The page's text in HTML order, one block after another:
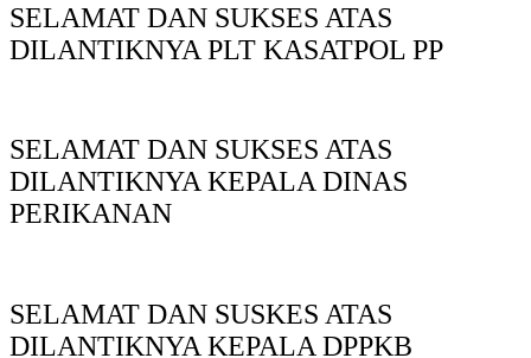
SELAMAT DAN SUKSES ATAS
DILANTIKNYA PLT KASATPOL PP
SELAMAT DAN SUKSES ATAS
DILANTIKNYA KEPALA DINAS
PERIKANAN
SELAMAT DAN SUSKES ATAS
DILANTIKNYA KEPALA DPPKB